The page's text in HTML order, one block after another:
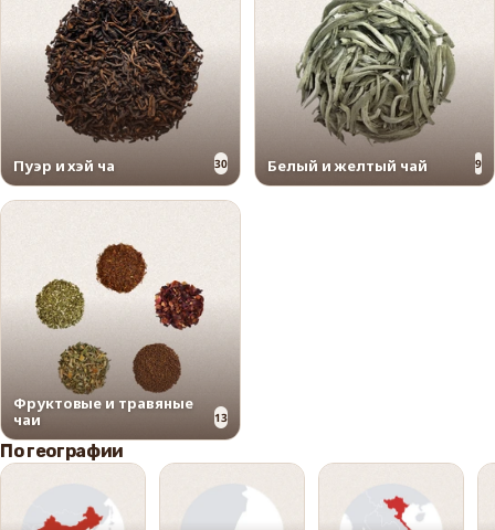
Пуэр и хэй ча 30 Белый и желтый чай 9
Фруктовые и травяные
чаи
13
По географии